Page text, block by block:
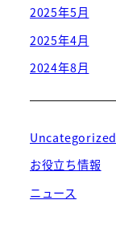
2025年5月
2025年4月
2024年8月
Uncategorized
お役立ち情報
ニュース